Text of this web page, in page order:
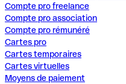
Compte pro freelance
Compte pro association
Compte pro rémunéré
Cartes pro
Cartes temporaires
Cartes virtuelles
Moyens de paiement